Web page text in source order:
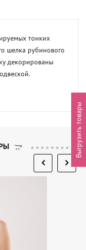
тонких
шелка рубинового
декорированы
подвеской.
Выгрузить товары